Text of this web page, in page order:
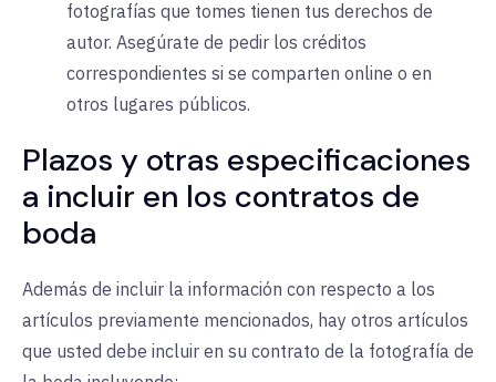
fotografías que tomes tienen tus derechos de
autor. Asegúrate de pedir los créditos
correspondientes si se comparten online o en
otros lugares públicos.
Plazos y otras especificaciones
a incluir en los contratos de
boda
Además de incluir la información con respecto a los
artículos previamente mencionados, hay otros artículos
que usted debe incluir en su contrato de la fotografía de